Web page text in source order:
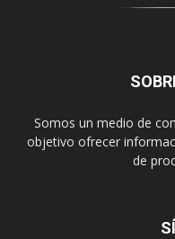
Somos un medio de
objetivo ofrecer
de